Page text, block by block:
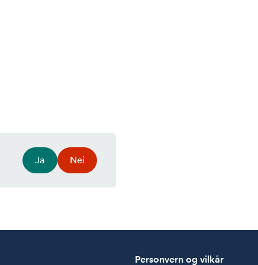
Ja Nei
Personvern og vilkår